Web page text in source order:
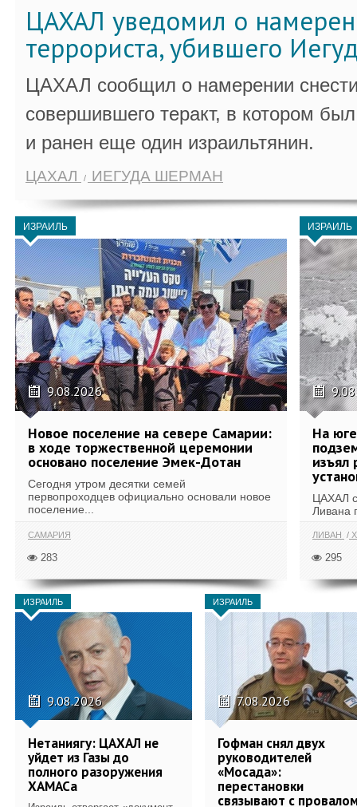
ЦАХАЛ уведомил о
террориста, убившего
ЦАХАЛ сообщил о намерении
совершившего теракт, в котором
и ранен еще один израильтянин.
ЦАХАЛ ИЕГУДА ШЕРМАН
ИЗРАИЛЬ
9.08.2026
Новое поселение на севере Самарии:
в ходе торжественной церемонии
основано поселение Эмек-Дотан
Сегодня утром десятки семей
первопроходцев официально основали новое
поселение...
САМАРИЯ
283
ИЗРАИЛЬ
На
изъял
ЦАХАЛ
Ливана
ЛИВАН
295
ИЗРАИЛЬ
9.08.2026
Нетаниягу: ЦАХАЛ не
уйдет из Газы до
полного разоружения
ХАМАСа
ИЗРАИЛЬ
7.08.2026
Гофман снял двух
руководителей
«Мосада»:
перестановки
связывают с